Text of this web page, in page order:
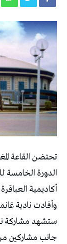
الدورة الخامسة
أكاديمية
وأفادت نادية
جانب مشاركين من